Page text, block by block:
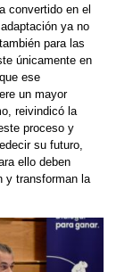
convertido en el
ya no
para las
únicamente en
ese
un mayor
reivindicó la
proceso y
su futuro,
ello deben
y transforman la